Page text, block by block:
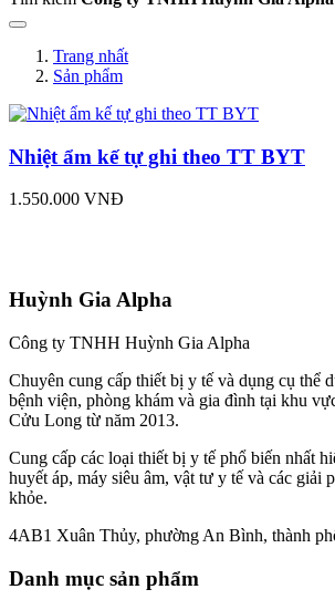
Trang nhất
Sản phẩm
Nhiệt ẩm kế tự ghi theo TT BYT
1.550.000 VNĐ
Huỳnh Gia Alpha
Công ty TNHH Huỳnh Gia Alpha
Chuyên cung cấp thiết bị y tế và dụng cụ thể
bệnh viện, phòng khám và gia đình tại khu
Cửu Long từ năm 2013.
Cung cấp các loại thiết bị y tế phổ biến nhất
huyết áp, máy siêu âm, vật tư y tế và các giải
khỏe.
4AB1 Xuân Thủy, phường An Bình, thành
Danh mục sản phẩm